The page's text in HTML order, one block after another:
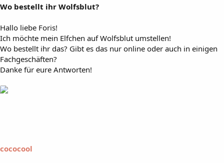
Wo bestellt ihr Wolfsblut?
Hallo liebe Foris!
Ich möchte mein Elfchen auf Wolfsblut umstellen!
Wo bestellt ihr das? Gibt es das nur online oder auch in einigen
Fachgeschäften?
Danke für eure Antworten!
cococool